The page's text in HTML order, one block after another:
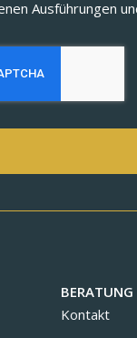
Ausführungen
BERATUNG
Kontakt